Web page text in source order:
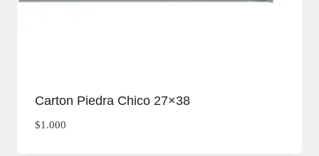
Carton Piedra Chico 27×38
$1.000